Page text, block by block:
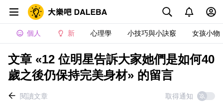
個人 新 心理學 小技巧與小訣竅 女孩小物
文章 «12 位明星告訴大家她們是如何40
歲之後仍保持完美身材» 的留言
閱讀文章 取得通知